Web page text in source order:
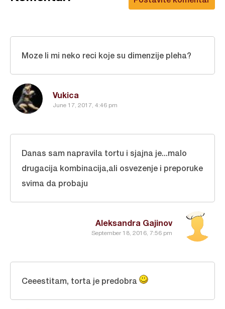
Vukica
June 17, 2017, 4:46 pm
Moze li mi neko reci koje su dimenzije pleha?
Aleksandra Gajinov
September 18, 2016, 7:56 pm
Danas sam napravila tortu i sjajna je...malo
drugacija kombinacija,ali osvezenje i preporuke
svima da probaju
Ceeestitam, torta je predobra